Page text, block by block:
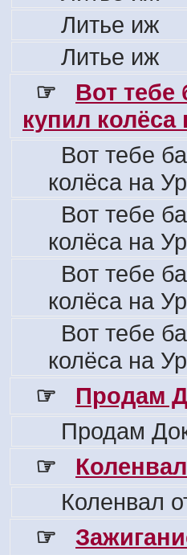
Литье иж
Литье иж
☞
Вот
купил колёса
Вот тебе
колёса на
Вот тебе
колёса на
Вот тебе
колёса на
Вот тебе
колёса на
☞
Продам
Продам
☞
Коленвал
☞